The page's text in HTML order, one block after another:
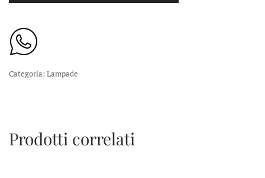
Categoria: Lampade
Prodotti correlati